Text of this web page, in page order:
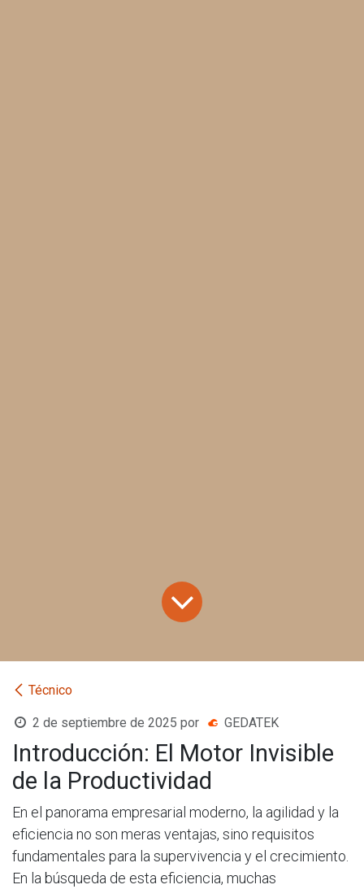
Técnico
2 de septiembre de 2025 por GEDATEK
Introducción: El Motor Invisible
de la Productividad
En el panorama empresarial moderno, la agilidad y la
eficiencia no son meras ventajas, sino requisitos
fundamentales para la supervivencia y el crecimiento.
En la búsqueda de esta eficiencia, muchas